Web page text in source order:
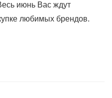
июнь Вас ждут
любимых брендов.